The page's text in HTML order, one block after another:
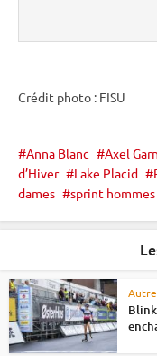
Crédit photo : FISU
Anna Blanc Axel
d’Hiver
Lake Placid
dames
sprint hommes